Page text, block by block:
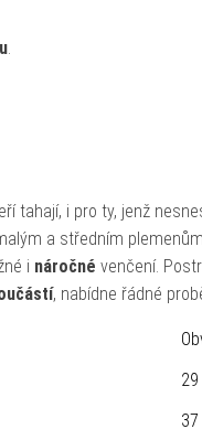
.
tahají, i pro ty, jenž
a středním
i náročné venčení.
, nabídne řádné